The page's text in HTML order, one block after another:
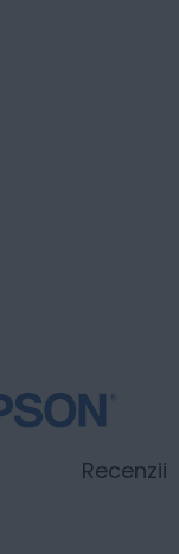
Recenzii